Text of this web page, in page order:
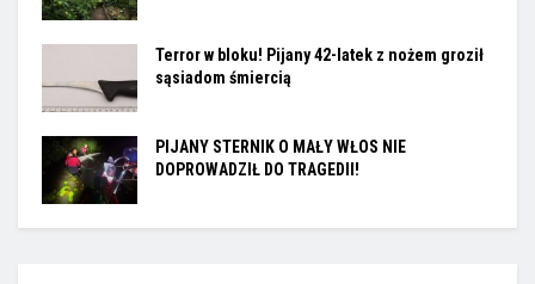
Terror w bloku! Pijany 42-latek z nożem groził
sąsiadom śmiercią
PIJANY STERNIK O MAŁY WŁOS NIE
DOPROWADZIŁ DO TRAGEDII!